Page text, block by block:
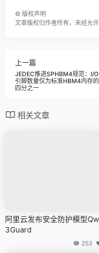
© 版权声明
文章版权归作者所有，未经允许
上一篇
JEDEC推进SPHBM4规范：I/O
引脚数量仅为标准HBM4内存的
四分之一
相关文章
阿里云发布安全防护模型
3Guard
253